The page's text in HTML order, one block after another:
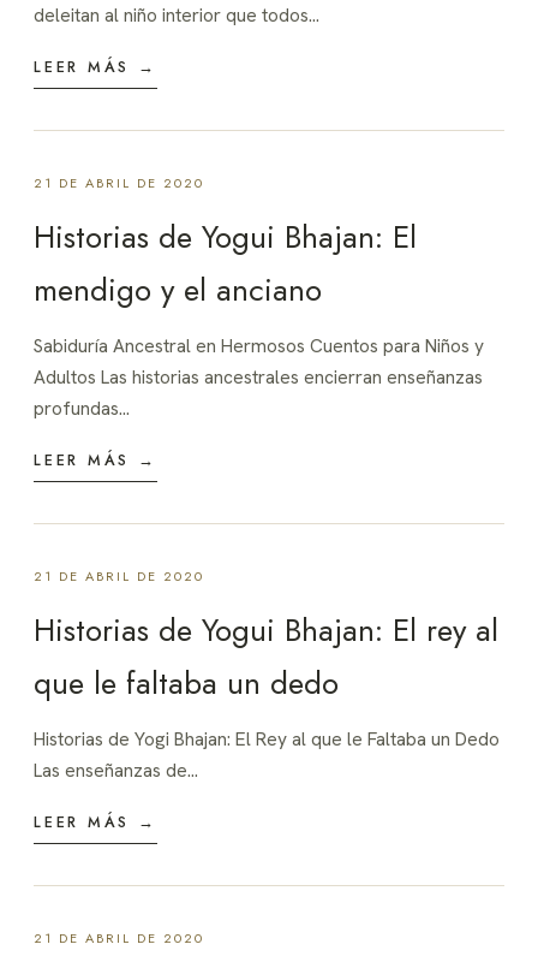
deleitan al niño interior que todos…
LEER MÁS →
21 DE ABRIL DE 2020
Historias de Yogui Bhajan: El
mendigo y el anciano
Sabiduría Ancestral en Hermosos Cuentos para Niños y
Adultos Las historias ancestrales encierran enseñanzas
profundas…
LEER MÁS →
21 DE ABRIL DE 2020
Historias de Yogui Bhajan: El rey al
que le faltaba un dedo
Historias de Yogi Bhajan: El Rey al que le Faltaba un Dedo
Las enseñanzas de…
LEER MÁS →
21 DE ABRIL DE 2020